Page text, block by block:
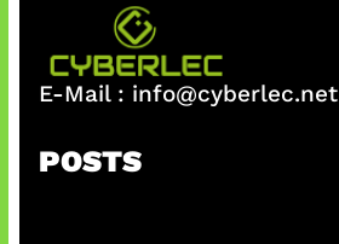
E-Mail : info@cyberlec.net
POSTS